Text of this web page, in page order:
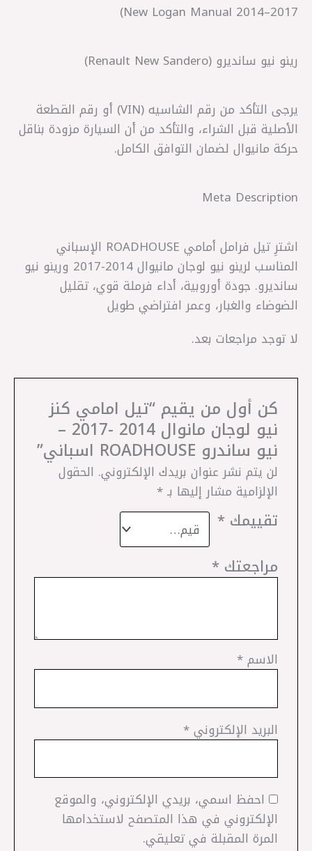
New Logan Manual 2014–2017)
رينو نيو سانديرو (Renault New Sandero)
يرجى التأكد من رقم الشاسيه (VIN) أو رقم القطعة
الأصلية قبل الشراء، والتأكد من أن السيارة مزودة بناقل
حركة مانيوال لضمان التوافق الكامل.
Meta Description
اشترِ تيل فرامل أمامي ROADHOUSE الإسباني
المناسب لرينو نيو لوجان مانيوال 2014-2017 ورينو نيو
سانديرو. جودة أوروبية، أداء فرملة قوي، تقليل
الضوضاء والغبار، وعمر افتراضي طويل
لا توجد مراجعات بعد.
كن أول من يقيم “تيل امامي كنز
نيو لوجان مانوال 2014 -2017 –
نيو ساندرو ROADHOUSE اسباني”
لن يتم نشر عنوان بريدك الإلكتروني. الحقول
الإلزامية مشار إليها بـ*
تقييمك*
مراجعتك*
الاسم*
البريد الإلكتروني*
احفظ اسمي، بريدي الإلكتروني، والموقع
الإلكتروني في هذا المتصفح لاستخدامها
المرة المقبلة في تعليقي.